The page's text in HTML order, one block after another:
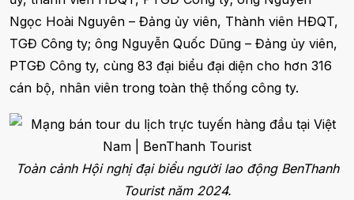
Ngọc Hoài Nguyên – Đảng ủy viên, Thành viên HĐQT,
TGĐ Công ty; ông Nguyễn Quốc Dũng – Đảng ủy viên,
PTGĐ Công ty, cùng 83 đại biểu đại diện cho hơn 316
cán bộ, nhân viên trong toàn thệ thống công ty.
Toàn cảnh Hội nghị đại biểu người lao động BenThanh
Tourist năm 2024.